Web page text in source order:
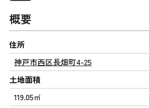
概要
住所
神戸市西区長畑町4-25
土地面積
119.05㎡